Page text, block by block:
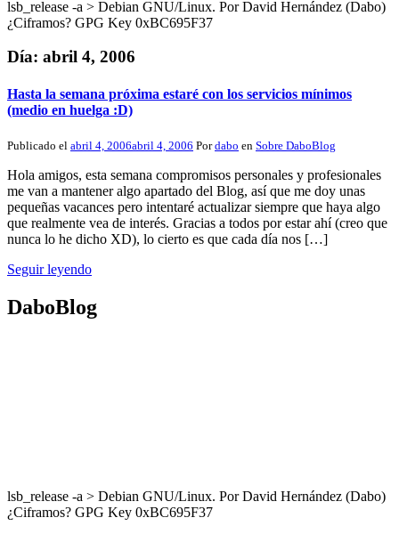
lsb_release -a > Debian GNU/Linux. Por David Hernández (Dabo)
¿Ciframos? GPG Key 0xBC695F37
Día: abril 4, 2006
Hasta la semana próxima estaré con los servicios mínimos
(medio en huelga :D)
Publicado el abril 4, 2006abril 4, 2006 Pordabo en Sobre DaboBlog
Hola amigos, esta semana compromisos personales y profesionales
me van a mantener algo apartado del Blog, así que me doy unas
pequeñas vacances pero intentaré actualizar siempre que haya algo
que realmente vea de interés. Gracias a todos por estar ahí (creo que
nunca lo he dicho XD), lo cierto es que cada día nos […]
Seguir leyendo
DaboBlog
lsb_release -a > Debian GNU/Linux. Por David Hernández (Dabo)
¿Ciframos? GPG Key 0xBC695F37